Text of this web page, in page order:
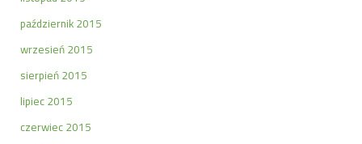
październik 2015
wrzesień 2015
sierpień 2015
lipiec 2015
czerwiec 2015